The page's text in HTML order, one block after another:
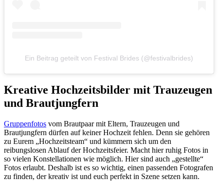
Ein Beitrag geteilt von Festival Brides (@festivalbrides)
Kreative Hochzeitsbilder mit Trauzeugen
und Brautjungfern
Gruppenfotos vom Brautpaar mit Eltern, Trauzeugen und
Brautjungfern dürfen auf keiner Hochzeit fehlen. Denn sie gehören
zu Eurem „Hochzeitsteam“ und kümmern sich um den
reibungslosen Ablauf der Hochzeitsfeier. Macht hier ruhig Fotos in
so vielen Konstellationen wie möglich. Hier sind auch „gestellte“
Fotos erlaubt. Deshalb ist es so wichtig, einen passenden Fotografen
zu finden, der kreativ ist und euch perfekt in Szene setzen kann.